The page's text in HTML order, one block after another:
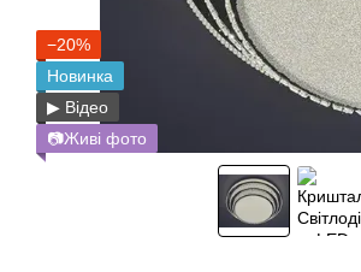
−20%
Новинка
▶ Відео
📷Живі фото